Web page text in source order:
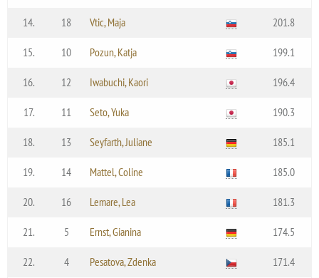
14. 18 Vtic, Maja 201.8
15. 10 Pozun, Katja 199.1
16. 12 Iwabuchi, Kaori 196.4
17. 11 Seto, Yuka 190.3
18. 13 Seyfarth, Juliane 185.1
19. 14 Mattel, Coline 185.0
20. 16 Lemare, Lea 181.3
21. 5 Ernst, Gianina 174.5
22. 4 Pesatova, Zdenka 171.4